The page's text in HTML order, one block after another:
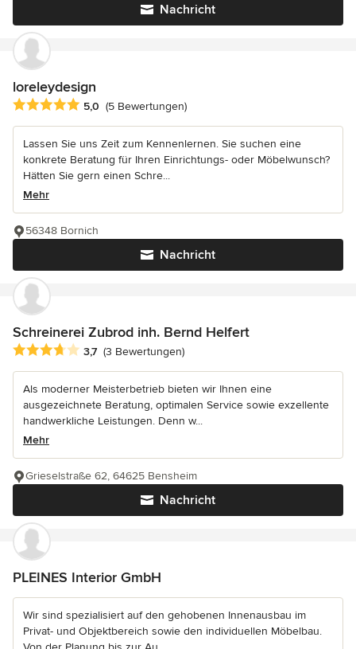
Nachricht
loreleydesign
Durchschnittliche Bewertung: 5 von 5 Sternen
5,0 (5 Bewertungen)
Lassen Sie uns Zeit zum Kennenlernen. Sie suchen eine
konkrete Beratung für Ihren Einrichtungs- oder Möbelwunsch?
Hätten Sie gern einen Schre...
Mehr
Nachricht
56348 Bornich
Schreinerei Zubrod inh. Bernd Helfert
Durchschnittliche Bewertung: 3.7 von 5 Sternen
3,7 (3 Bewertungen)
Als moderner Meisterbetrieb bieten wir Ihnen eine
ausgezeichnete Beratung, optimalen Service sowie exzellente
handwerkliche Leistungen. Denn w...
Mehr
Nachricht
Grieselstraße 62, 64625 Bensheim
PLEINES Interior GmbH
Wir sind spezialisiert auf den gehobenen Innenausbau im
Privat- und Objektbereich sowie den individuellen Möbelbau.